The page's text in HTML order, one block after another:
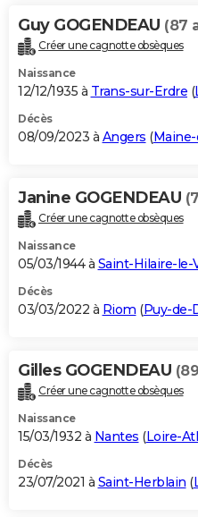
Guy GOGENDEAU (87
Créer une cagnotte obsèques
Naissance
12/12/1935 à Trans-sur-Erdre (
Décès
08/09/2023 à Angers (
Janine GOGENDEAU
Créer une cagnotte obsèques
Naissance
05/03/1944 à Saint-Hilaire-le-
Décès
03/03/2022 à Riom (Puy-de-
Gilles GOGENDEAU
Créer une cagnotte obsèques
Naissance
15/03/1932 à Nantes (Loire-
Décès
23/07/2021 à Saint-Herblain (